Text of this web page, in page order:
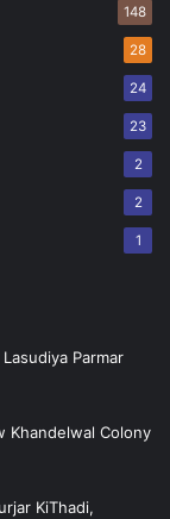
148
28
24
23
2
2
1
Parmar
Khandelwal Colony
KiThadi,